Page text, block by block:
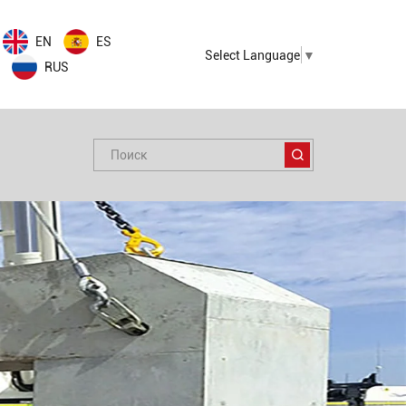
EN
ES
RUS
Select Language ▼